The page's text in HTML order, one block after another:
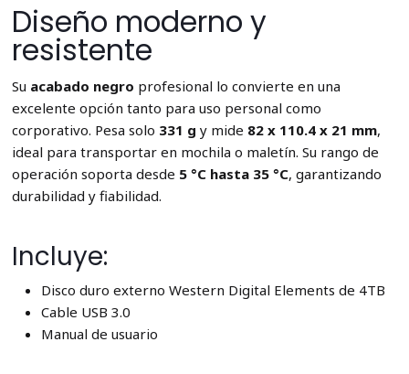
Diseño moderno y
resistente
Su acabado negro profesional lo convierte en una
excelente opción tanto para uso personal como
corporativo. Pesa solo 331 g y mide 82 x 110.4 x 21 mm,
ideal para transportar en mochila o maletín. Su rango de
operación soporta desde 5 °C hasta 35 °C, garantizando
durabilidad y fiabilidad.
Incluye:
Disco duro externo Western Digital Elements de 4TB
Cable USB 3.0
Manual de usuario